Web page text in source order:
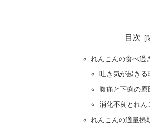
目次
れんこんの食べ過
吐き気が起きる
腹痛と下痢の原
消化不良とれん
れんこんの適量摂